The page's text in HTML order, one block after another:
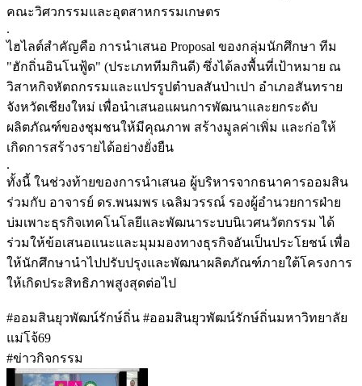
คณะวิศวกรรมและอุตสาหกรรมเกษตร
.
ไฮไลต์สำคัญคือ การนำเสนอ Proposal ของกลุ่มนักศึกษา ทีม
"ฮักถิ่นอินโนฟู้ด" (ประเภททีมกินดี) ซึ่งได้ลงพื้นที่เป้าหมาย ณ
วิสาหกิจหัตถกรรมและแปรรูปตำบลสันป่าเปา อำเภอสันทราย
จังหวัดเชียงใหม่ เพื่อนำเสนอแผนการพัฒนาและยกระดับ
ผลิตภัณฑ์ของชุมชนให้มีคุณภาพ สร้างมูลค่าเพิ่ม และก่อให้
เกิดการสร้างรายได้อย่างยั่งยืน
.
ทั้งนี้ ในช่วงท้ายของการนำเสนอ ผู้บริหารจากธนาคารออมสิน
ร่วมกับ อาจารย์ ดร.พนมพร เฉลิมวรรณ์ รองผู้อำนวยการฝ่าย
บ่มเพาะธุรกิจเทคโนโลยีและพัฒนาระบบนิเวศนวัตกรรม ได้
ร่วมให้ข้อเสนอแนะและมุมมองทางธุรกิจอันเป็นประโยชน์ เพื่อ
ให้นักศึกษานำไปปรับปรุงและพัฒนาผลิตภัณฑ์ภายใต้โครงการ
ให้เกิดประสิทธิภาพสูงสุดต่อไป
#ออมสินยุวพัฒน์รักษ์ถิ่น #ออมสินยุวพัฒน์รักษ์ถิ่นมหาวิทยาลัย
แม่โจ้69
#ข่าวกิจกรรม